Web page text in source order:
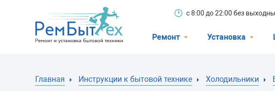
с 8:00 до 22:00 без
Ремонт
Стиральные машины
Установка
Главная Инструкции к бытовой технике Холодильники